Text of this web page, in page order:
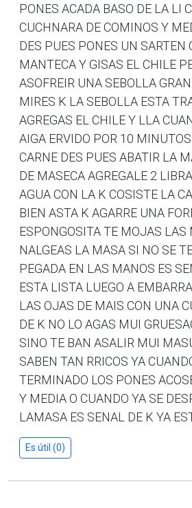
PONES ACADA BASO DE LA LI
CUCHNARA DE COMINOS Y
DES PUES PONES UN SARTEN
MANTECA Y GISAS EL CHILE
ASOFREIR UNA SEBOLLA
MIRES K LA SEBOLLA ESTA
AGREGAS EL CHILE Y LLA
AIGA ERVIDO POR 10
CARNE DES PUES ABATIR LA
DE MASECA AGREGALE 2
AGUA CON LA K COSISTE LA
BIEN ASTA K AGARRE UNA
ESPONGOSITA TE MOJAS LAS
NALGEAS LA MASA SI NO SE
PEGADA EN LAS MANOS ES
ESTA LISTA LUEGO A
LAS OJAS DE MAIS CON UNA
DE K NO LO AGAS MUI
SINO TE BAN ASALIR MUI
SABEN TAN RRICOS YA
TERMINADO LOS PONES
Y MEDIA O CUANDO YA SE
LAMASA ES SENAL DE K YA
Es útil (0)